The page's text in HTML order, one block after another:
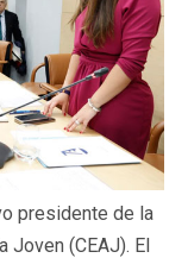
presidente de la
Joven (CEAJ). El